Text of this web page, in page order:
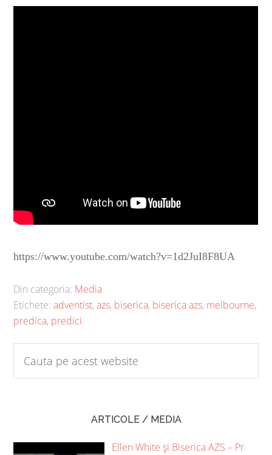
https://www.youtube.com/watch?v=1d2JuI8F8UA
Din categoria: Media
Etichete:adventist,azs, biserica, biserica azs, melbourne,
predica, predici
ARTICOLE / MEDIA
Ellen White și Biserica AZS – Pr